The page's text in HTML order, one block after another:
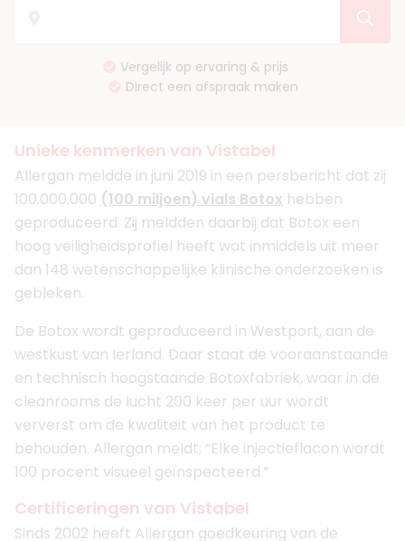
Vergelijk op ervaring & prijs
Direct een afspraak maken
Unieke kenmerken van Vistabel
Allergan meldde in juni 2019 in een persbericht dat zij
100.000.000 (100 miljoen) vials Botox hebben
geproduceerd. Zij meldden daarbij dat Botox een
hoog veiligheidsprofiel heeft wat inmiddels uit meer
dan 148 wetenschappelijke klinische onderzoeken is
gebleken.
De Botox wordt geproduceerd in Westport, aan de
westkust van Ierland. Daar staat de vooraanstaande
en technisch hoogstaande Botoxfabriek, waar in de
cleanrooms de lucht 200 keer per uur wordt
ververst om de kwaliteit van het product te
behouden. Allergan meldt; “Elke injectieflacon wordt
100 procent visueel geïnspecteerd.”
Certificeringen van Vistabel
Sinds 2002 heeft Allergan goedkeuring van de